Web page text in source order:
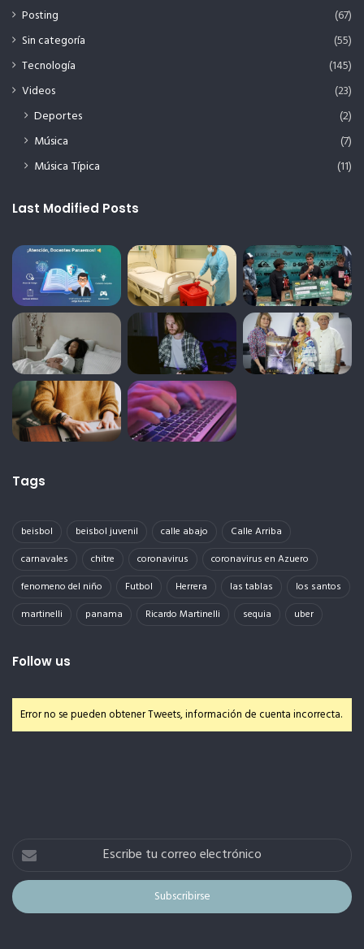
Posting
(67)
Sin categoría
(55)
Tecnología
(145)
Videos
(23)
Deportes
(2)
Música
(7)
Música Típica
(11)
Last Modified Posts
Tags
beisbol beisbol juvenil calle abajo
Calle Arriba
carnavales
chitre coronavirus
coronavirus en Azuero
fenomeno del niño
Futbol Herrera las tablas
los santos
martinelli
panama Ricardo Martinelli sequia uber
Follow us
Error no se pueden obtener Tweets, información de cuenta incorrecta.
Escribe
correo
electrónico